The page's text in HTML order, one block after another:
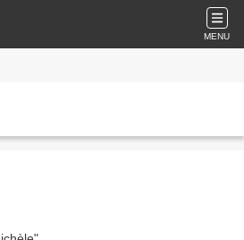
MENU